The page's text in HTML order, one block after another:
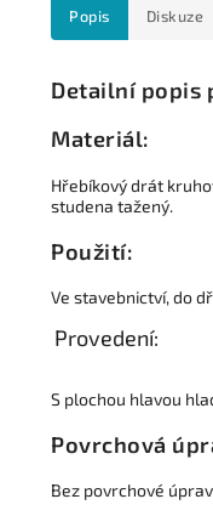
Popis Diskuze
Detailní popis
Materiál:
Hřebíkový drát
studena tažený.
Použití:
Ve stavebnictví, do
Provedení:
S plochou hlavou
Povrchová
Bez povrchové